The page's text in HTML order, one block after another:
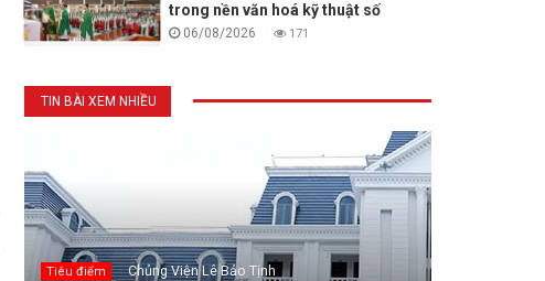
trong nền văn hoá kỹ thuật số
06/08/2026 171
TIN BÀI XEM NHIỀU
Tiêu điểm Chủng Viện Lê Bảo Tịnh